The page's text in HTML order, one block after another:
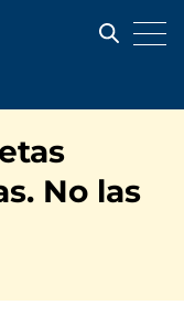
No las